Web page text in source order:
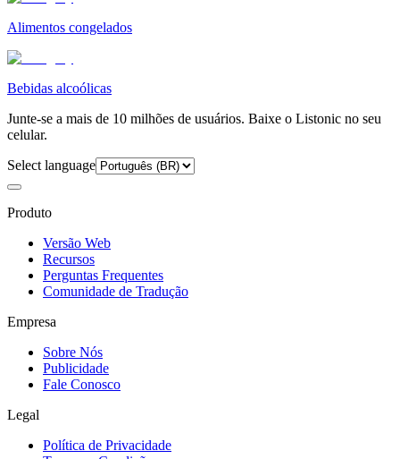
Alimentos congelados
Bebidas alcoólicas
Junte-se a mais de 10 milhões de usuários. Baixe o Listonic no seu
celular.
Select language
Produto
Versão Web
Recursos
Perguntas Frequentes
Comunidade de Tradução
Empresa
Sobre Nós
Publicidade
Fale Conosco
Legal
Política de Privacidade